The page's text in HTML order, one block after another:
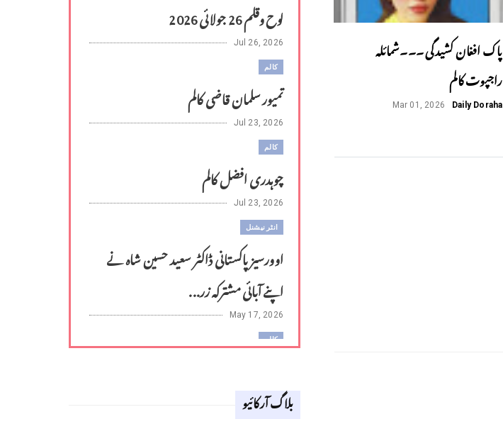
پاک افغان کشیدگی ۔۔۔شمائلہ
راجپوت کالم
Daily Doraha
Mar 01, 2026
لوح وقلم 26 جولائی 2026
Jul 26, 2026
کالم
تمیور سلمان قاضی کالم
Jul 23, 2026
کالم
چوہدری افضل کالم
Jul 23, 2026
انٹر نیشنل
اوورسیز پاکستانی ڈاکٹر سعید حسین شاہ نے
اپنے آبائی مشترکہ زر...
May 17, 2026
کالم
Apr 18, 2026
بلاگ آرکائیو